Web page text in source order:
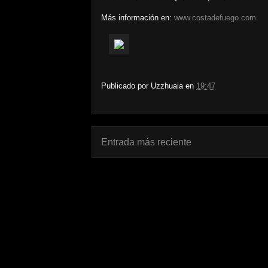
Más información en: www.costadefuego.com
Publicado por Uzzhuaia en 19:47
Entrada más reciente